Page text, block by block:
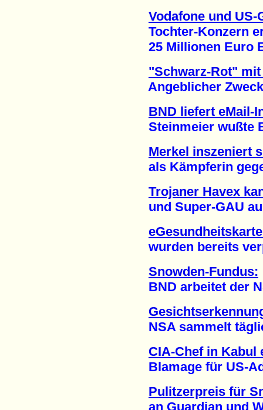
Vodafone und
Tochter-Konzern
25 Millionen Euro
"Schwarz-Rot"
Angeblicher Zweck:
BND liefert eMail-
Steinmeier wußte
Merkel inszeniert
als Kämpferin
Trojaner Havex
und Super-GAU
wurden bereits
Snowden-Fundus:
BND arbeitet der
NSA sammelt
CIA-Chef in Kabul
Blamage für US-
Pulitzerpreis für
an Guardian und